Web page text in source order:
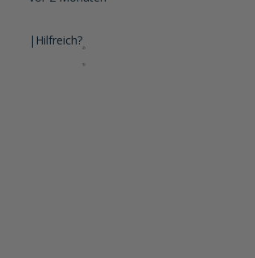
| Hilfreich?